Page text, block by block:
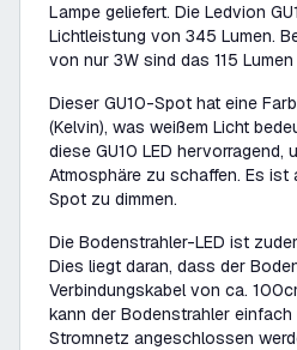
Lampe geliefert. Die Ledvion
Lichtleistung von 345 Lumen.
von nur 3W sind das 115 Lumen
Dieser GU10-Spot hat eine
(Kelvin), was weißem Licht
diese GU10 LED hervorragend,
Atmosphäre zu schaffen. Es ist
Spot zu dimmen.
Die Bodenstrahler-LED ist
Dies liegt daran, dass der
Verbindungskabel von ca.
kann der Bodenstrahler
Stromnetz angeschlossen